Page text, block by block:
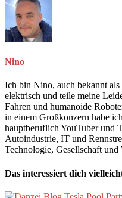
Nino
Ich bin Nino, auch bekannt
elektrisch und teile meine
Fahren und humanoide
in einem Großkonzern habe
hauptberuflich YouTuber und
Autoindustrie, IT und
Technologie, Gesellschaft und
Das interessiert dich